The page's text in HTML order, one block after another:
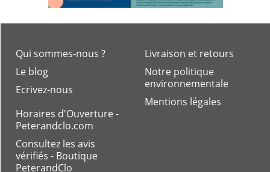
Livraison et retours
Notre politique
environnementale
Mentions légales
Qui sommes-nous ?
Le blog
Ecrivez-nous
Horaires d'Ouverture -
Peterandclo.com
Consultez les avis
vérifiés - Boutique
PeterandClo